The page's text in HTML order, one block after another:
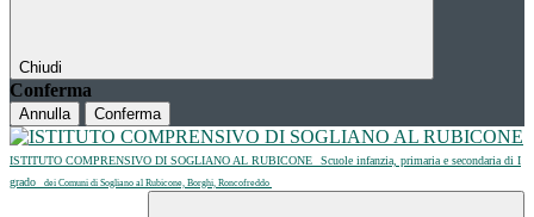
Chiudi
Conferma
Annulla Conferma
ISTITUTO COMPRENSIVO DI SOGLIANO AL RUBICONE
Scuole infanzia, primaria e secondaria di I
grado
dei Comuni di Sogliano al Rubicone, Borghi, Roncofreddo